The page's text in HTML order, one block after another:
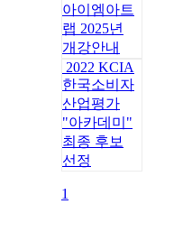
아이엠아트
랩 2025년
개강안내
2022 KCIA
한국소비자
산업평가
"아카데미"
최종 후보
선정
1